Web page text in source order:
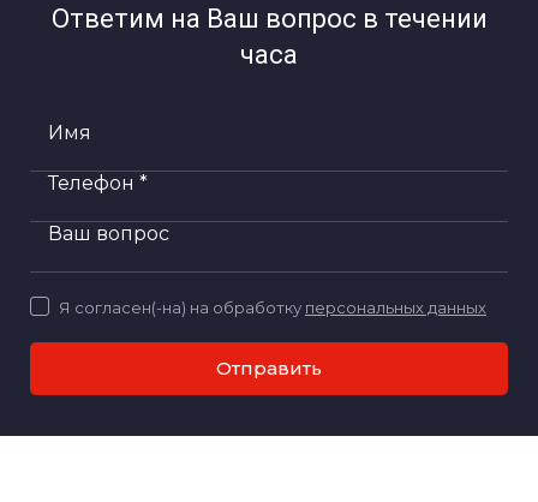
Ответим на Ваш вопрос в течении
часа
Имя
Телефон *
Ваш вопрос
Отправить
Я согласен(-на) на обработку персональных данных